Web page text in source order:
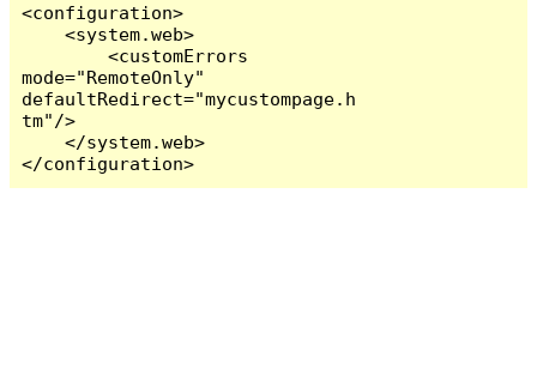
<configuration>
    <system.web>
        <customErrors
mode="RemoteOnly"
defaultRedirect="mycustompage.h
tm"/>
    </system.web>
</configuration>